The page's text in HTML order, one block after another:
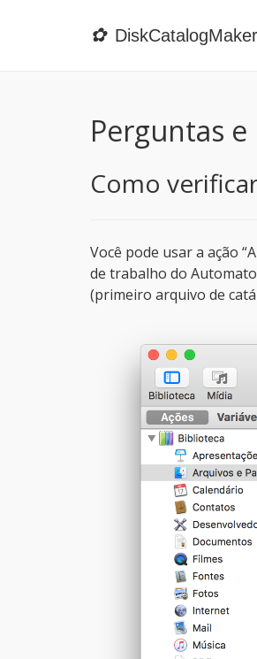
✿ DiskCatalogMaker
Perguntas e
Como
Você pode usar a ação
de trabalho do
(primeiro arquivo de